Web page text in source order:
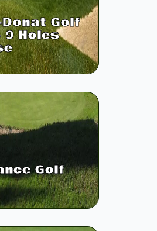
Golf
9 Holes
Golf